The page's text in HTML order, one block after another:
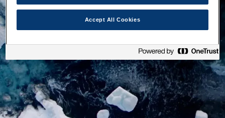
Accept All Cookies